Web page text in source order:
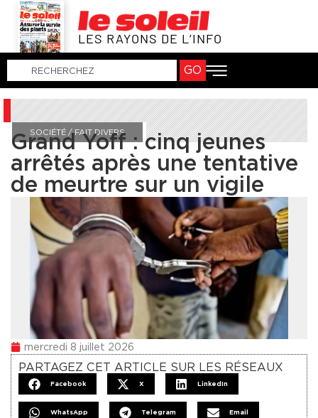
LES RAYONS DE L’INFO
GO
SOCIÉTÉ / FAIT DIVERS
Grand Yoff : cinq jeunes
arrêtés après une tentative
de meurtre sur un vigile
mercredi 8 juillet 2026
PARTAGEZ CET ARTICLE SUR LES RÉSEAUX
Facebook X LinkedIn
WhatsApp Telegram Email